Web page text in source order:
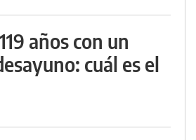
años con un
cuál es el